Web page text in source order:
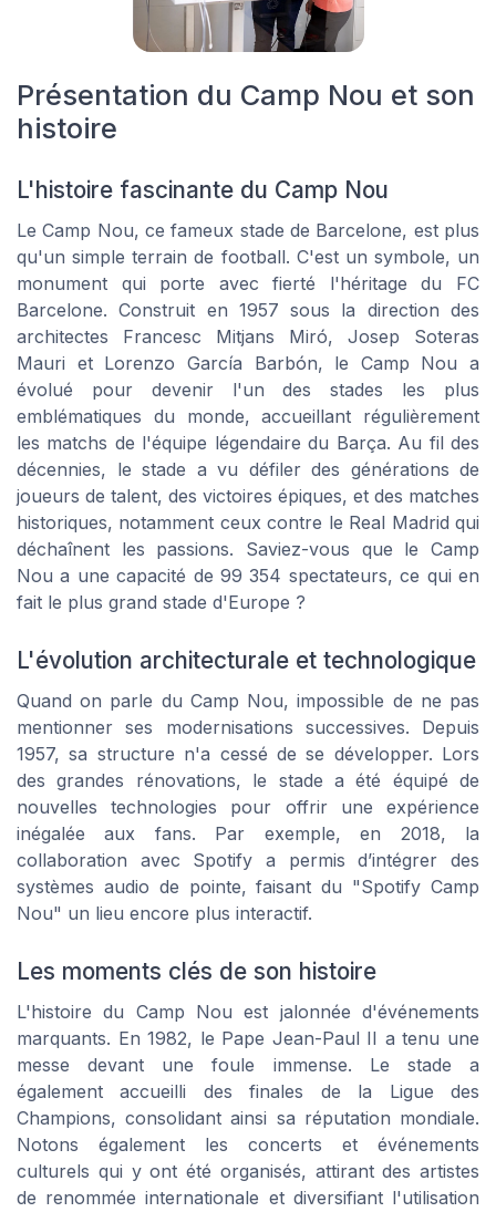
Présentation du Camp Nou et son
histoire
L'histoire fascinante du Camp Nou
Le Camp Nou, ce fameux stade de Barcelone, est plus
qu'un simple terrain de football. C'est un symbole, un
monument qui porte avec fierté l'héritage du FC
Barcelone. Construit en 1957 sous la direction des
architectes Francesc Mitjans Miró, Josep Soteras
Mauri et Lorenzo García Barbón, le Camp Nou a
évolué pour devenir l'un des stades les plus
emblématiques du monde, accueillant régulièrement
les matchs de l'équipe légendaire du Barça. Au fil des
décennies, le stade a vu défiler des générations de
joueurs de talent, des victoires épiques, et des matches
historiques, notamment ceux contre le Real Madrid qui
déchaînent les passions. Saviez-vous que le Camp
Nou a une capacité de 99 354 spectateurs, ce qui en
fait le plus grand stade d'Europe ?
L'évolution architecturale et technologique
Quand on parle du Camp Nou, impossible de ne pas
mentionner ses modernisations successives. Depuis
1957, sa structure n'a cessé de se développer. Lors
des grandes rénovations, le stade a été équipé de
nouvelles technologies pour offrir une expérience
inégalée aux fans. Par exemple, en 2018, la
collaboration avec Spotify a permis d’intégrer des
systèmes audio de pointe, faisant du "Spotify Camp
Nou" un lieu encore plus interactif.
Les moments clés de son histoire
L'histoire du Camp Nou est jalonnée d'événements
marquants. En 1982, le Pape Jean-Paul II a tenu une
messe devant une foule immense. Le stade a
également accueilli des finales de la Ligue des
Champions, consolidant ainsi sa réputation mondiale.
Notons également les concerts et événements
culturels qui y ont été organisés, attirant des artistes
de renommée internationale et diversifiant l'utilisation